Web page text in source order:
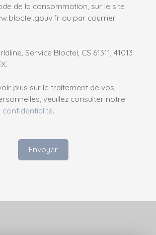
de la consommation, sur le site
ou par courrier
Service Bloctel, CS 61311, 41013
plus sur le traitement de vos
veuillez consulter notre
confidentialité.
Envoyer